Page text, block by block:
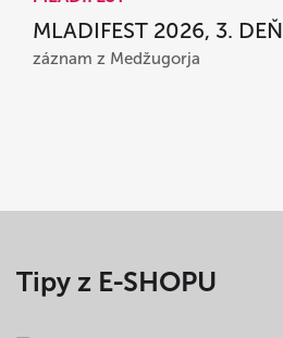
MLADIFEST 2026, 3. DEŇ
záznam z Medžugorja
Tipy z E-SHOPU